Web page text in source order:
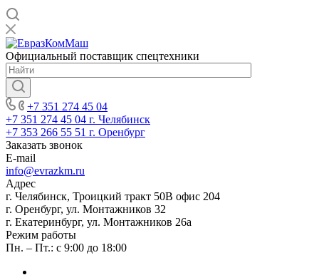
Официальный поставщик спецтехники
+7 351 274 45 04
+7 351 274 45 04 г. Челябинск
+7 353 266 55 51 г. Оренбург
Заказать звонок
E-mail
info@evrazkm.ru
Адрес
г. Челябинск, Троицкий тракт 50В офис 204
г. Оренбург, ул. Монтажников 32
г. Екатеринбург, ул. Монтажников 26а
Режим работы
Пн. – Пт.: с 9:00 до 18:00